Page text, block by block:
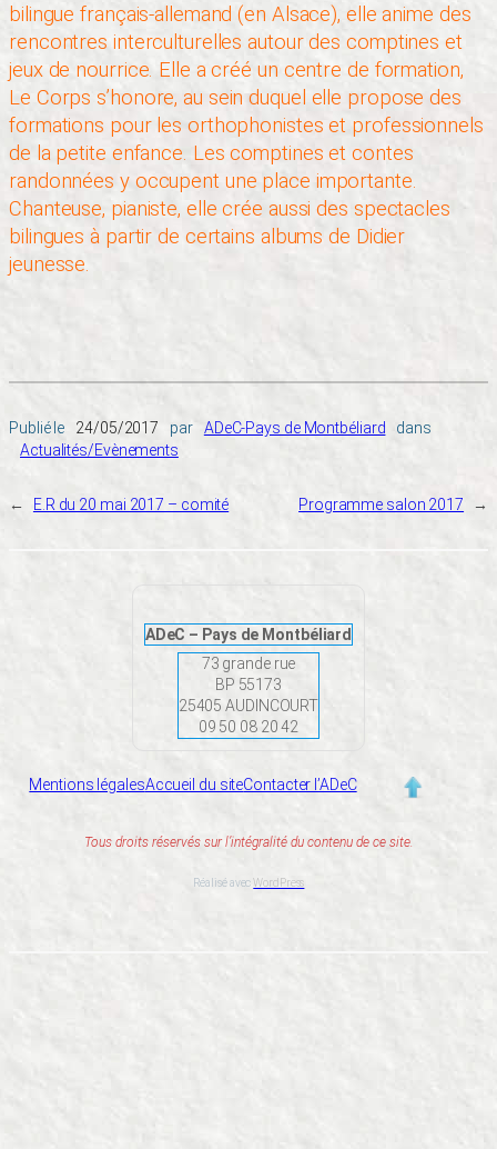
bilingue français-allemand (en Alsace), elle anime des
rencontres interculturelles autour des comptines et
jeux de nourrice. Elle a créé un centre de formation,
Le Corps s’honore, au sein duquel elle propose des
formations pour les orthophonistes et professionnels
de la petite enfance. Les comptines et contes
randonnées y occupent une place importante.
Chanteuse, pianiste, elle crée aussi des spectacles
bilingues à partir de certains albums de Didier
jeunesse.
Publié le 24/05/2017 par ADeC-Pays de Montbéliard
dans
Actualités/Evènements
← E.R du 20 mai 2017 – comité Programme salon 2017 →
ADeC – Pays de Montbéliard
73 grande rue
BP 55173
25405 AUDINCOURT
09 50 08 20 42
Mentions légalesAccueil du siteContacter l’ADeC
Tous droits réservés sur l’intégralité du contenu de ce site.
Réalisé avecWordPress